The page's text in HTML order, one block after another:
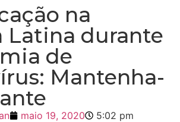
na
Latina durante
de
Mantenha-
maio 19, 2020
5:02 pm